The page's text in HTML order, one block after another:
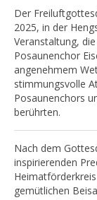
Der
2025, in der
Veranstaltung,
Posaunenchor
angenehmem
stimmungsvolle
Posaunenchors
berührten.
Nach dem
inspirierenden
gemütlichen